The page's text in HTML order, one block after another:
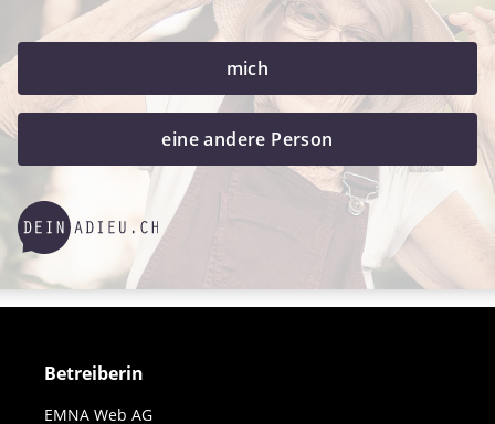
mich
eine andere Person
Betreiberin
EMNA Web AG